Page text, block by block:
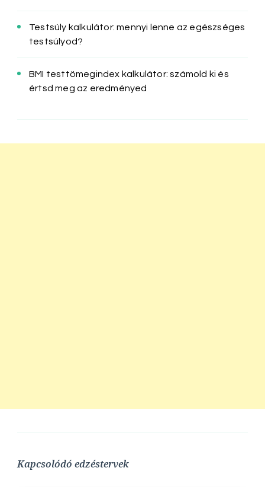
Testsúly kalkulátor: mennyi lenne az egészséges
testsúlyod?
BMI testtömegindex kalkulátor: számold ki és
értsd meg az eredményed
Kapcsolódó edzéstervek